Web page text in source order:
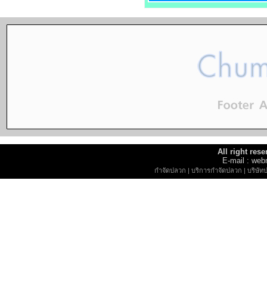
All right
E-mail :
กำจัดปลวก | บริการกำจัดปลวก | บริษัท